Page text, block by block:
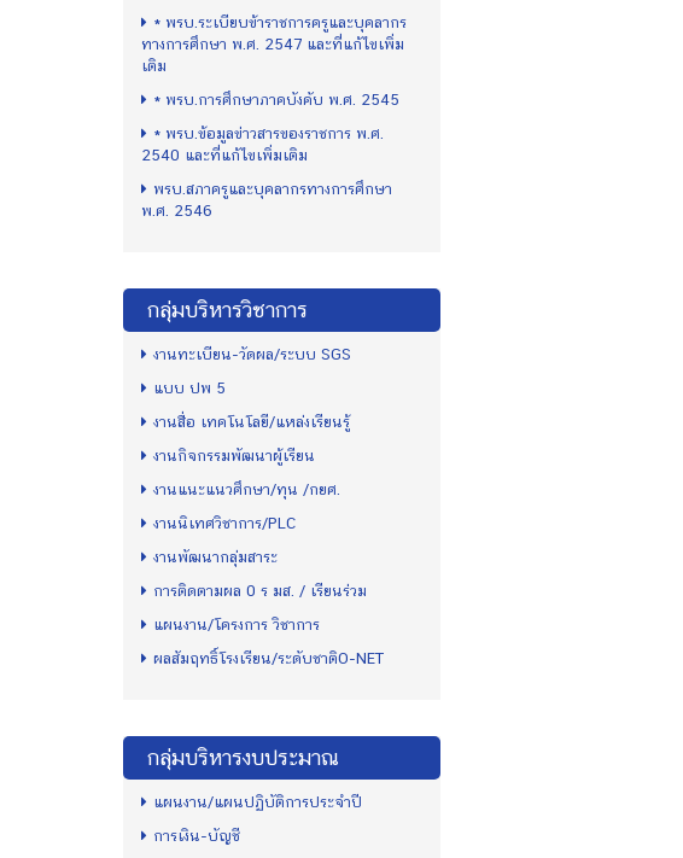
* พรบ.ระเบียบข้าราชการครูและบุคลากร
ทางการศึกษา พ.ศ. 2547 และที่แก้ไขเพิ่ม
เติม
* พรบ.การศึกษาภาคบังคับ พ.ศ. 2545
* พรบ.ข้อมูลข่าวสารของราชการ พ.ศ.
2540 และที่แก้ไขเพิ่มเติม
พรบ.สภาครูและบุคลากรทางการศึกษา
พ.ศ. 2546
กลุ่มบริหารวิชาการ
งานทะเบียน-วัดผล/ระบบ SGS
แบบ ปพ 5
งานสื่อ เทคโนโลยี/แหล่งเรียนรู้
งานกิจกรรมพัฒนาผู้เรียน
งานแนะแนวศึกษา/ทุน /กยศ.
งานนิเทศวิชาการ/PLC
งานพัฒนากลุ่มสาระ
การติดตามผล 0 ร มส. / เรียนร่วม
แผนงาน/โครงการ วิชาการ
ผลสัมฤทธิ์โรงเรียน/ระดับชาติO-NET
กลุ่มบริหารงบประมาณ
แผนงาน/แผนปฏิบัติการประจำปี
การเงิน-บัญชี